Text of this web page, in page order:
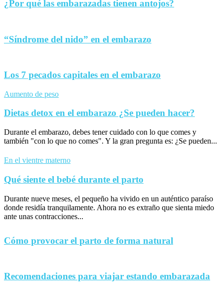
¿Por qué las embarazadas tienen antojos?
“Síndrome del nido” en el embarazo
Los 7 pecados capitales en el embarazo
Aumento de peso
Dietas detox en el embarazo ¿Se pueden hacer?
Durante el embarazo, debes tener cuidado con lo que comes y
también "con lo que no comes". Y la gran pregunta es: ¿Se pueden...
En el vientre materno
Qué siente el bebé durante el parto
Durante nueve meses, el pequeño ha vivido en un auténtico paraíso
donde residía tranquilamente. Ahora no es extraño que sienta miedo
ante unas contracciones...
Cómo provocar el parto de forma natural
Recomendaciones para viajar estando embarazada